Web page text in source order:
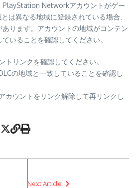
PlayStation Networkアカウントがゲー
は異なる地域に登録されている場合、
ります。アカウントの地域がコンテン
いることを確認してください。
トリンクを確認してください。
の地域と一致していることを確認し
カウントをリンク解除して再リンクし
Next Article